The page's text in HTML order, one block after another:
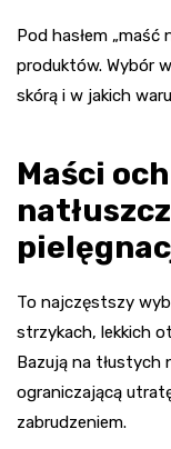
Pod hasłem
produktów. Wybór
skórą i w jakich
Maści
To najczęstszy
strzykach, lekkich
Bazują na
ograniczającą
zabrudzeniem.